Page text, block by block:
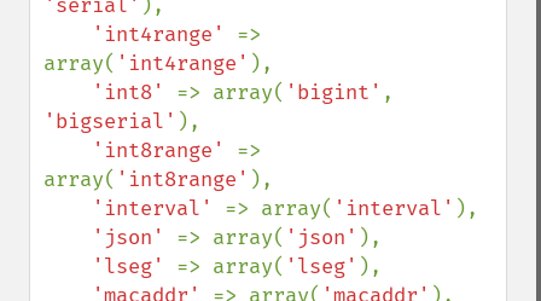
'serial' ),
'int4range' =>
array( 'int4range' ),
'int8' => array( 'bigint'
'bigserial' ),
'int8range' =>
array( 'int8range' ),
'interval' => array( 'interval' ),
'json' => array( 'json' ),
'lseg' => array( 'lseg' ),
'macaddr' => array( 'macaddr' ),